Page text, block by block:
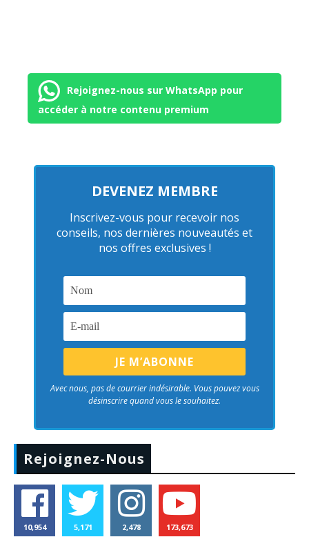
Rejoignez-nous sur WhatsApp pour
accéder à notre contenu premium
DEVENEZ MEMBRE
Inscrivez-vous pour recevoir nos
conseils, nos dernières nouveautés et
nos offres exclusives !
Avec nous, pas de courrier indésirable. Vous pouvez vous
désinscrire quand vous le souhaitez.
Rejoignez-Nous
10,954 5,171 2,478 173,673